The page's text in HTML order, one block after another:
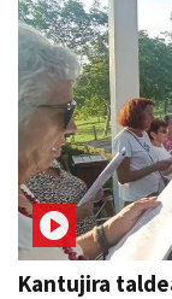
Kantujira